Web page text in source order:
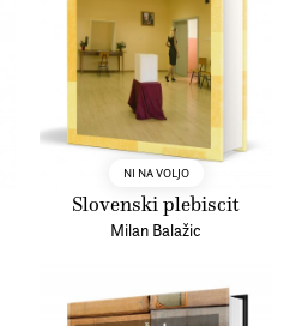
NI NA VOLJO
Slovenski plebiscit
Milan Balažic